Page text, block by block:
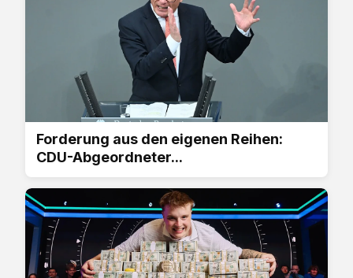
Forderung aus den eigenen Reihen:
CDU-Abgeordneter...